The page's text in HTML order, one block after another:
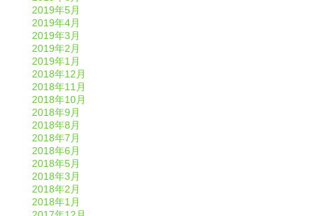
2019年5月
2019年4月
2019年3月
2019年2月
2019年1月
2018年12月
2018年11月
2018年10月
2018年9月
2018年8月
2018年7月
2018年6月
2018年5月
2018年3月
2018年2月
2018年1月